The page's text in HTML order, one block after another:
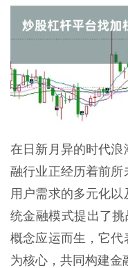
在日新月异的时代
融行业正经历着前所
用户需求的多元化
统金融模式提出了挑
概念应运而生，它
为核心，共同构建金